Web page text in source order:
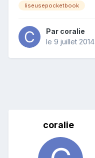
liseusepocketbook
Par coralie
le 9 juillet 2014
coralie